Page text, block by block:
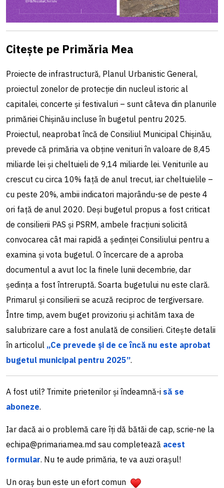
Citește pe Primăria Mea
Proiecte de infrastructură, Planul Urbanistic General,
proiectul zonelor de protecție din nucleul istoric al
capitalei, concerte și festivaluri – sunt câteva din planurile
primăriei Chișinău incluse în bugetul pentru 2025.
Proiectul, neaprobat încă de Consiliul Municipal Chișinău,
prevede că primăria va obține venituri în valoare de 8,45
miliarde lei și cheltuieli de 9,14 miliarde lei. Veniturile au
crescut cu circa 10% față de anul trecut, iar cheltuielile –
cu peste 20%, ambii indicatori majorându-se de peste 4
ori față de anul 2020. Deși bugetul propus a fost criticat
de consilierii PAS și PSRM, ambele fracțiuni solicită
convocarea cât mai rapidă a ședinței Consiliului pentru a
examina și vota bugetul. O încercare de a aproba
documentul a avut loc la finele lunii decembrie, dar
ședința a fost întreruptă. Soarta bugetului nu este clară.
Primarul și consilierii se acuză reciproc de tergiversare.
Între timp, avem buget provizoriu și achităm taxa de
salubrizare care a fost anulată de consilieri. Citește detalii
în articolul „Ce prevede și de ce încă nu este aprobat
bugetul municipal pentru 2025”.
A fost util? Trimite prietenilor și îndeamnă-i să se
aboneze.
Iar dacă ai o problemă care îți dă bătăi de cap, scrie-ne la
echipa@primariamea.md sau completează acest
formular. Nu te aude primăria, te va auzi orașul!
Un oraș bun este un efort comun